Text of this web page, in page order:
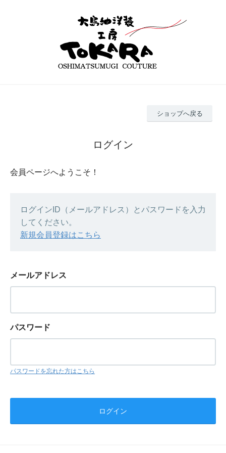
ショップへ戻る
ログイン
会員ページへようこそ！
ログインID（メールアドレス）とパスワードを入力
してください。
新規会員登録はこちら
メールアドレス
パスワード
パスワードを忘れた方はこちら